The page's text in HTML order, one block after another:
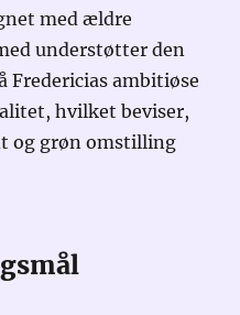
med ældre
understøtter den
Fredericias ambitiøse
hvilket beviser,
og grøn omstilling